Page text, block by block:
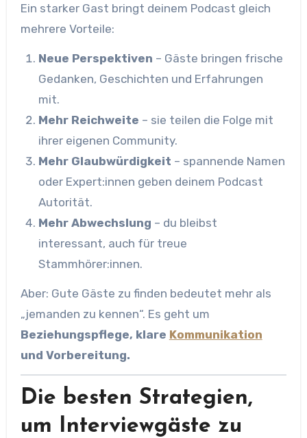
Ein starker Gast bringt deinem Podcast gleich
mehrere Vorteile:
Neue Perspektiven – Gäste bringen frische
Gedanken, Geschichten und Erfahrungen
mit.
Mehr Reichweite – sie teilen die Folge mit
ihrer eigenen Community.
Mehr Glaubwürdigkeit – spannende Namen
oder Expert:innen geben deinem Podcast
Autorität.
Mehr Abwechslung – du bleibst
interessant, auch für treue
Stammhörer:innen.
Aber: Gute Gäste zu finden bedeutet mehr als
„jemanden zu kennen“. Es geht um
Beziehungspflege, klare Kommunikation
und Vorbereitung.
Die besten Strategien,
um Interviewgäste zu